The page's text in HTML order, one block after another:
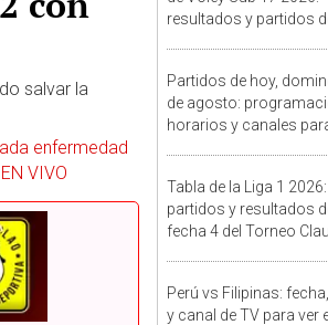
salvar la
enfermedad
VIVO
resultados y partidos
Partidos de hoy,
de agosto:
horarios y canales
Tabla de la Liga 1 2026:
partidos y resultados
fecha 4 del Torneo
Perú vs Filipinas:
y canal de TV para ver